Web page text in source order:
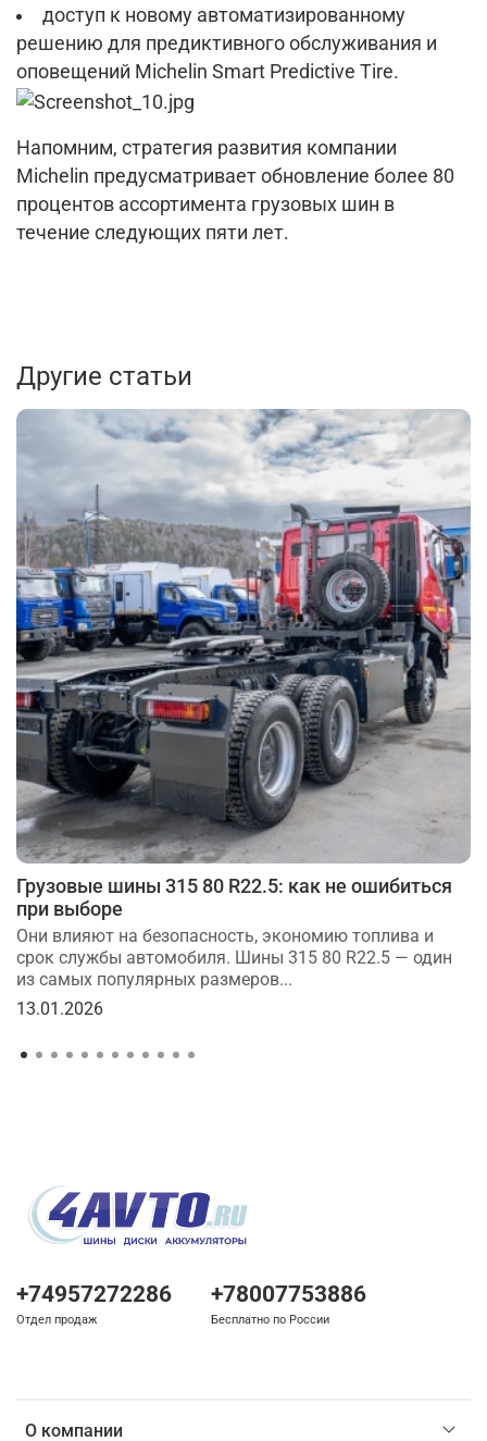
доступ к новому автоматизированному
решению для предиктивного обслуживания и
оповещений Michelin Smart Predictive Tire.
Напомним, стратегия развития компании
Michelin предусматривает обновление более 80
процентов ассортимента грузовых шин в
течение следующих пяти лет.
Другие статьи
Грузовые шины 315 80 R22.5: как не ошибиться
при выборе
Они влияют на безопасность, экономию топлива и
срок службы автомобиля. Шины 315 80 R22.5 — один
из самых популярных размеров...
13.01.2026
О компании
+74957272286
Отдел продаж
+78007753886
Бесплатно по России